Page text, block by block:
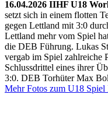
16.04.2026 IIHF U18
setzt sich in einem flotten
gegen Lettland mit 3:0
Lettland mehr vom Spiel
die DEB Führung. Lukas
vergab im Spiel zahlreiche
Schlussdrittel eines ihrer
3:0. DEB Torhüter Max
Mehr Fotos zum U18